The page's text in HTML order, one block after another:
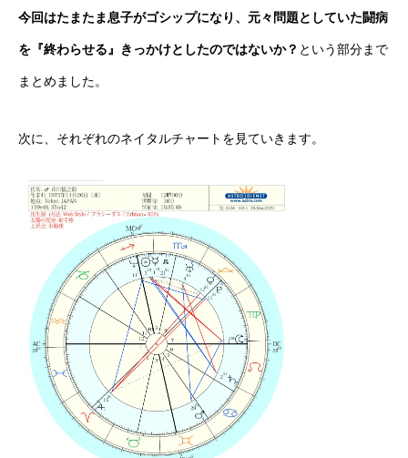
今回はたまたま息子がゴシップになり、元々問題としていた闘病
を『終わらせる』きっかけとしたのではないか？ という部分まで
まとめました。
次に、それぞれのネイタルチャートを見ていきます。